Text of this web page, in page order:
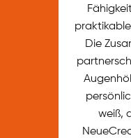
Die
weiß,